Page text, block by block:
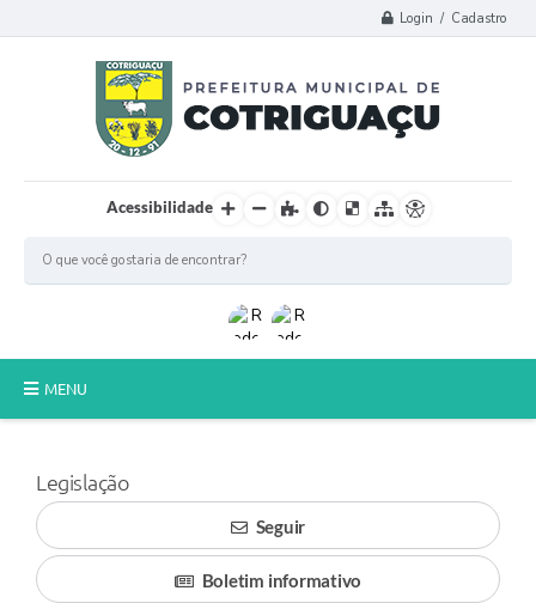
Login / Cadastro
Acessibilidade
MENU
Poder Legislativo
A Prefeitura
Município
Legislação
Seguir
Boletim informativo